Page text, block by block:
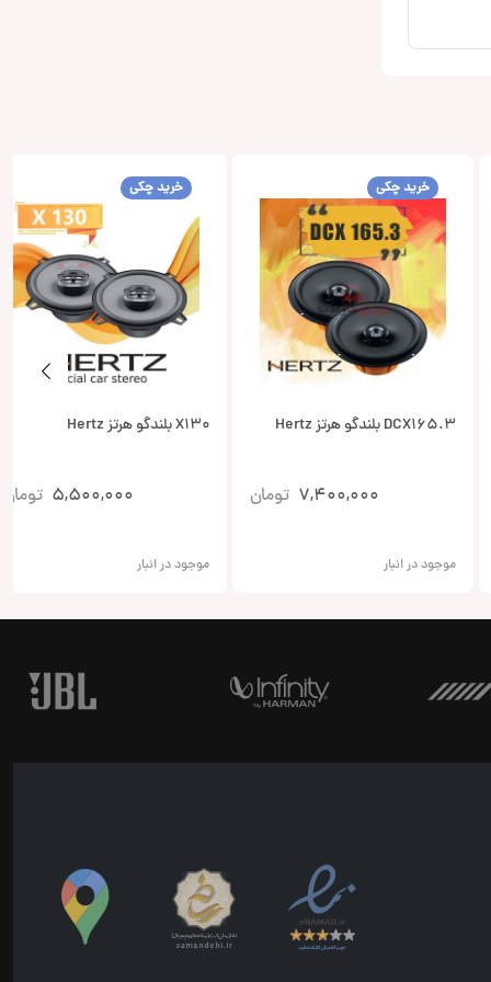
خرید چکی
DCX165.3 بلندگو هرتز Hertz
7,400,000 تومان
موجود در انبار
خرید چکی
X130 بلندگو هرتز Hertz
5,500,000 تومان
موجود در انبار